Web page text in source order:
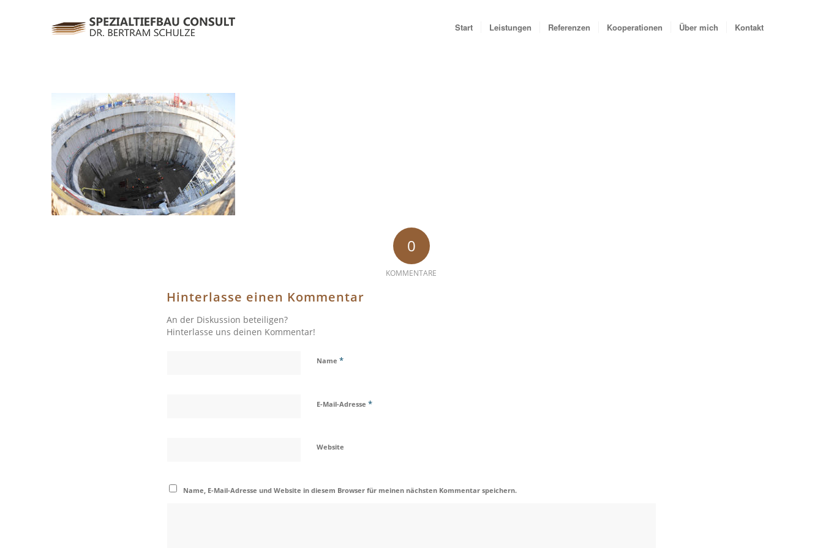
Start Leistungen Referenzen Kooperationen Über mich Kontakt
0
KOMMENTARE
Hinterlasse einen Kommentar
An der Diskussion beteiligen?
Hinterlasse uns deinen Kommentar!
Name *
E-Mail-Adresse *
Website
Name, E-Mail-Adresse und Website in diesem Browser für meinen nächsten Kommentar speichern.